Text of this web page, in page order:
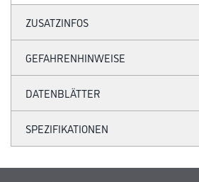
ZUSATZINFOS
GEFAHRENHINWEISE
DATENBLÄTTER
SPEZIFIKATIONEN